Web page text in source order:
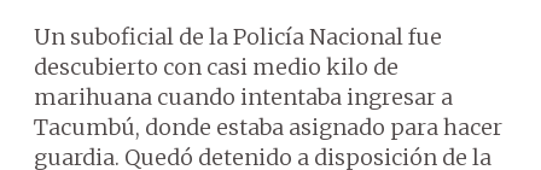
Un suboficial de la Policía Nacional fue
descubierto con casi medio kilo de
marihuana cuando intentaba ingresar a
Tacumbú, donde estaba asignado para hacer
guardia. Quedó detenido a disposición de la